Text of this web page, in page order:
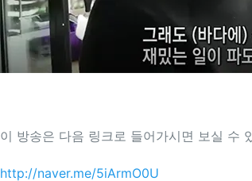
이 방송은 다음 링크로 들어가시면 보실 수
http://naver.me/5iArmO0U